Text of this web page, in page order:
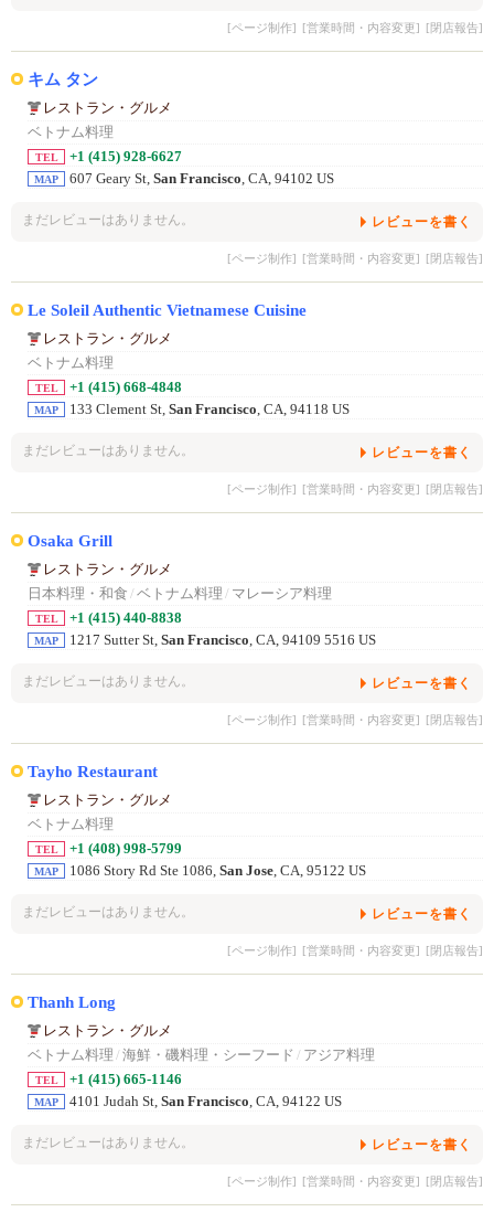
[ページ制作] [営業時間・内容変更] [閉店報告]
キム タン
レストラン・グルメ
ベトナム料理
TEL +1 (415) 928-6627
MAP 607 Geary St, San Francisco, CA, 94102 US
まだレビューはありません。 レビューを書く
[ページ制作] [営業時間・内容変更] [閉店報告]
Le Soleil Authentic Vietnamese Cuisine
レストラン・グルメ
ベトナム料理
TEL +1 (415) 668-4848
MAP 133 Clement St, San Francisco, CA, 94118 US
まだレビューはありません。 レビューを書く
[ページ制作] [営業時間・内容変更] [閉店報告]
Osaka Grill
レストラン・グルメ
日本料理・和食 / ベトナム料理 / マレーシア料理
TEL +1 (415) 440-8838
MAP 1217 Sutter St, San Francisco, CA, 94109 5516 US
まだレビューはありません。 レビューを書く
[ページ制作] [営業時間・内容変更] [閉店報告]
Tayho Restaurant
レストラン・グルメ
ベトナム料理
TEL +1 (408) 998-5799
MAP 1086 Story Rd Ste 1086, San Jose, CA, 95122 US
まだレビューはありません。 レビューを書く
[ページ制作] [営業時間・内容変更] [閉店報告]
Thanh Long
レストラン・グルメ
ベトナム料理 / 海鮮・磯料理・シーフード / アジア料理
TEL +1 (415) 665-1146
MAP 4101 Judah St, San Francisco, CA, 94122 US
まだレビューはありません。 レビューを書く
[ページ制作] [営業時間・内容変更] [閉店報告]